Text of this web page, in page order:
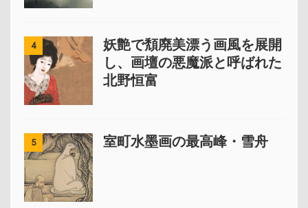
4
妖艶で頽廃美漂う画風を展開
し、画壇の悪魔派と呼ばれた
北野恒富
5 室町水墨画の最高峰・雪舟